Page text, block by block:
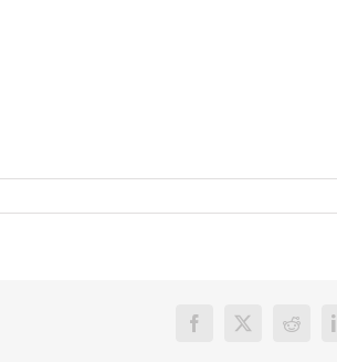
Facebook
X Reddit